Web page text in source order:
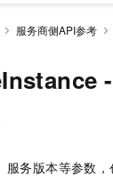
服务商侧API参考
服务版本等参数
提供智能
人工智能
一站式AI
台
可视化编排打通从文字构思到成片全链路闭环
上传文档
Hermes
自主进化
代金券
AI 特惠
至高享 1
Token
Qwen3.8-
价格计
自助选配
价格优势
数据与
手机三要素
OCR 文字
成为产
产品生态
企业增
专家技术
企业成长
最佳实践
云上奥运
看见新力量